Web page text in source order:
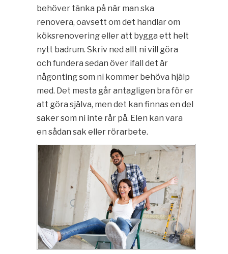
behöver tänka på när man ska
renovera, oavsett om det handlar om
köksrenovering eller att bygga ett helt
nytt badrum. Skriv ned allt ni vill göra
och fundera sedan över ifall det är
någonting som ni kommer behöva hjälp
med. Det mesta går antagligen bra för er
att göra själva, men det kan finnas en del
saker som ni inte rår på. Elen kan vara
en sådan sak eller rörarbete.